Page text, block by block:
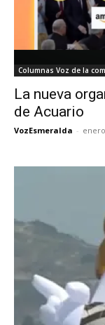
Columnas Voz de la
La nueva
de Acuario
VozEsmeralda -